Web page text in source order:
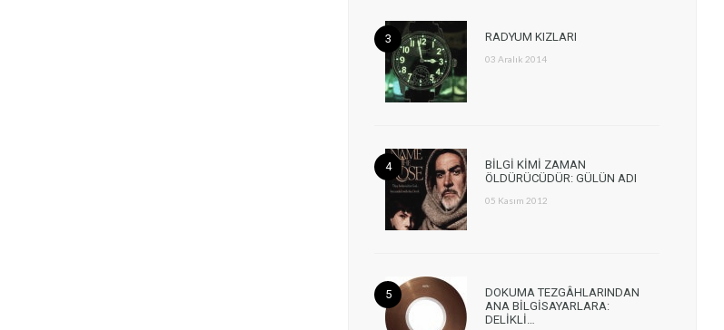
RADYUM KIZLARI
03 Aralık 2014
BİLGİ KİMİ ZAMAN
ÖLDÜRÜCÜDÜR: GÜLÜN ADI
05 Kasım 2012
DOKUMA TEZGÂHLARINDAN
ANA BİLGİSAYARLARA:
DELİKLİ…